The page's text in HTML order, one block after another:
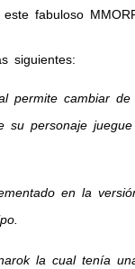
fabuloso
siguientes:
permite cambiar
personaje
en la
la cual tenía